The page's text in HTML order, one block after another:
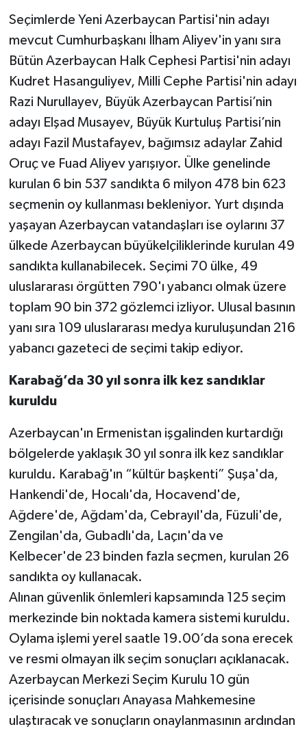
Seçimlerde Yeni Azerbaycan Partisi'nin adayı
mevcut Cumhurbaşkanı İlham Aliyev'in yanı sıra
Bütün Azerbaycan Halk Cephesi Partisi'nin adayı
Kudret Hasanguliyev, Milli Cephe Partisi'nin adayı
Razi Nurullayev, Büyük Azerbaycan Partisi’nin
adayı Elşad Musayev, Büyük Kurtuluş Partisi’nin
adayı Fazil Mustafayev, bağımsız adaylar Zahid
Oruç ve Fuad Aliyev yarışıyor. Ülke genelinde
kurulan 6 bin 537 sandıkta 6 milyon 478 bin 623
seçmenin oy kullanması bekleniyor. Yurt dışında
yaşayan Azerbaycan vatandaşları ise oylarını 37
ülkede Azerbaycan büyükelçiliklerinde kurulan 49
sandıkta kullanabilecek. Seçimi 70 ülke, 49
uluslararası örgütten 790'ı yabancı olmak üzere
toplam 90 bin 372 gözlemci izliyor. Ulusal basının
yanı sıra 109 uluslararası medya kuruluşundan 216
yabancı gazeteci de seçimi takip ediyor.
Karabağ’da 30 yıl sonra ilk kez sandıklar
kuruldu
Azerbaycan'ın Ermenistan işgalinden kurtardığı
bölgelerde yaklaşık 30 yıl sonra ilk kez sandıklar
kuruldu. Karabağ'ın “kültür başkenti” Şuşa'da,
Hankendi'de, Hocalı'da, Hocavend'de,
Ağdere'de, Ağdam'da, Cebrayıl'da, Füzuli'de,
Zengilan'da, Gubadlı'da, Laçın'da ve
Kelbecer'de 23 binden fazla seçmen, kurulan 26
sandıkta oy kullanacak.
Alınan güvenlik önlemleri kapsamında 125 seçim
merkezinde bin noktada kamera sistemi kuruldu.
Oylama işlemi yerel saatle 19.00’da sona erecek
ve resmi olmayan ilk seçim sonuçları açıklanacak.
Azerbaycan Merkezi Seçim Kurulu 10 gün
içerisinde sonuçları Anayasa Mahkemesine
ulaştıracak ve sonuçların onaylanmasının ardından